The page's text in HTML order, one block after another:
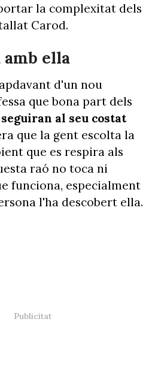
la complexitat dels
Carod.
ella
d'un nou
que bona part dels
al seu costat
que la gent escolta la
que es respira als
raó no toca ni
funciona, especialment
l'ha descobert ella.